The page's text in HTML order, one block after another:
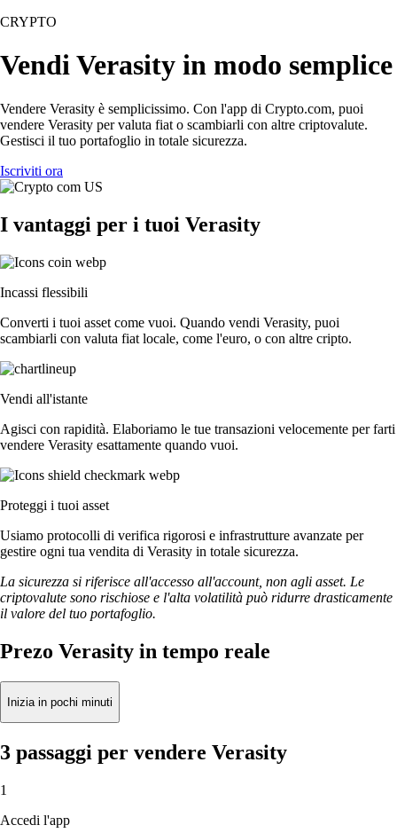
CRYPTO
Vendi Verasity in modo semplice
Vendere Verasity è semplicissimo. Con l'app di Crypto.com, puoi
vendere Verasity per valuta fiat o scambiarli con altre criptovalute.
Gestisci il tuo portafoglio in totale sicurezza.
Iscriviti ora
I vantaggi per i tuoi Verasity
Incassi flessibili
Converti i tuoi asset come vuoi. Quando vendi Verasity, puoi
scambiarli con valuta fiat locale, come l'euro, o con altre cripto.
Vendi all'istante
Agisci con rapidità. Elaboriamo le tue transazioni velocemente per farti
vendere Verasity esattamente quando vuoi.
Proteggi i tuoi asset
Usiamo protocolli di verifica rigorosi e infrastrutture avanzate per
gestire ogni tua vendita di Verasity in totale sicurezza.
La sicurezza si riferisce all'accesso all'account, non agli asset. Le
criptovalute sono rischiose e l'alta volatilità può ridurre drasticamente
il valore del tuo portafoglio.
Prezo Verasity in tempo reale
Inizia in pochi minuti
3 passaggi per vendere Verasity
1
Accedi l'app